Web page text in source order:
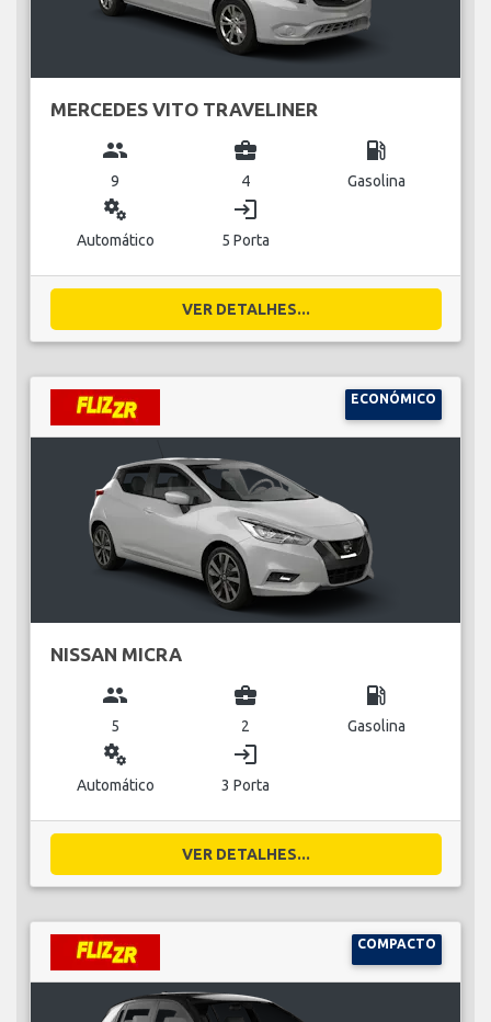
MERCEDES VITO TRAVELINER
group
9
business_center
4
local_gas_station
Gasolina
miscellaneous_services
Automático
login
5 Porta
VER DETALHES...
ECONÓMICO
NISSAN MICRA
group
5
business_center
2
local_gas_station
Gasolina
miscellaneous_services
Automático
login
3 Porta
VER DETALHES...
COMPACTO